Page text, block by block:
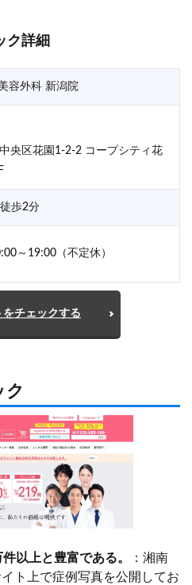
ク詳細
容外科 新潟院
央区花園1-2-2 コープシティ花
歩2分
～19:00（不定休）
をチェックする
ク
以上と豊富である。
：湘南
ト上で症例写真を公開してお